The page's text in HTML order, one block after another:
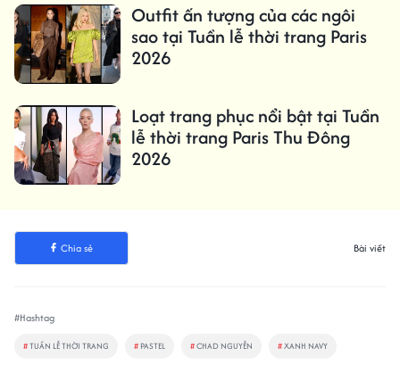
Outfit ấn tượng của các ngôi
sao tại Tuần lễ thời trang Paris
2026
Loạt trang phục nổi bật tại Tuần
lễ thời trang Paris Thu Đông
2026
Chia sẻ Bài viết
#Hashtag
#TUẦN LỄ THỜI TRANG # PASTEL #CHAD NGUYỄN #XANH NAVY